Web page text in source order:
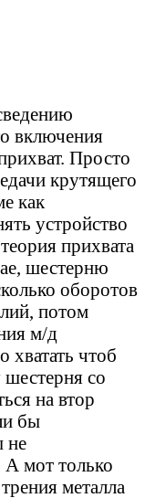
включения
Просто
крутящего
как
устройство
прихвата
шестерню
оборотов
потом
м/д
хватать чтоб
шестерня со
на втор
бы
не
А мот только
металла